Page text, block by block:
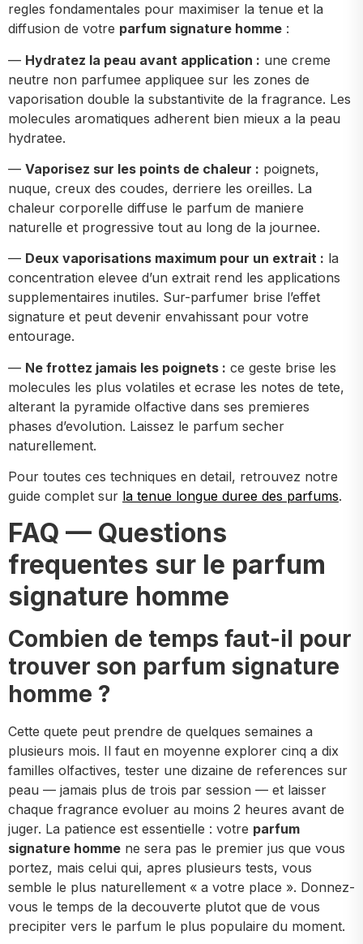
regles fondamentales pour maximiser la tenue et la
diffusion de votre parfum signature homme :
— Hydratez la peau avant application : une creme
neutre non parfumee appliquee sur les zones de
vaporisation double la substantivite de la fragrance. Les
molecules aromatiques adherent bien mieux a la peau
hydratee.
— Vaporisez sur les points de chaleur : poignets,
nuque, creux des coudes, derriere les oreilles. La
chaleur corporelle diffuse le parfum de maniere
naturelle et progressive tout au long de la journee.
— Deux vaporisations maximum pour un extrait : la
concentration elevee d’un extrait rend les applications
supplementaires inutiles. Sur-parfumer brise l’effet
signature et peut devenir envahissant pour votre
entourage.
— Ne frottez jamais les poignets : ce geste brise les
molecules les plus volatiles et ecrase les notes de tete,
alterant la pyramide olfactive dans ses premieres
phases d’evolution. Laissez le parfum secher
naturellement.
Pour toutes ces techniques en detail, retrouvez notre
guide complet sur la tenue longue duree des parfums.
FAQ — Questions
frequentes sur le parfum
signature homme
Combien de temps faut-il pour
trouver son parfum signature
homme ?
Cette quete peut prendre de quelques semaines a
plusieurs mois. Il faut en moyenne explorer cinq a dix
familles olfactives, tester une dizaine de references sur
peau — jamais plus de trois par session — et laisser
chaque fragrance evoluer au moins 2 heures avant de
juger. La patience est essentielle : votre parfum
signature homme ne sera pas le premier jus que vous
portez, mais celui qui, apres plusieurs tests, vous
semble le plus naturellement « a votre place ». Donnez-
vous le temps de la decouverte plutot que de vous
precipiter vers le parfum le plus populaire du moment.